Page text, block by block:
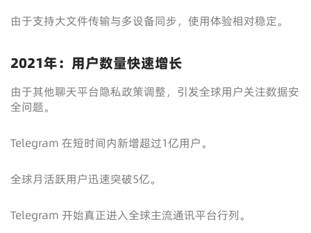
由于支持大文件传输与多设备同步，使用体验相对稳定。
2021年：用户数量快速增长
由于其他聊天平台隐私政策调整，引发全球用户关注数据安
全问题。
Telegram 在短时间内新增超过1亿用户。
全球月活跃用户迅速突破5亿。
Telegram 开始真正进入全球主流通讯平台行列。